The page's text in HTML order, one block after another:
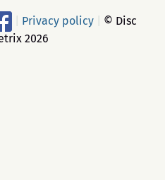
Privacy policy
© Disc
2026